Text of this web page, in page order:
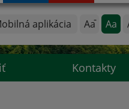
aplikácia Aa Aa
Kontakty